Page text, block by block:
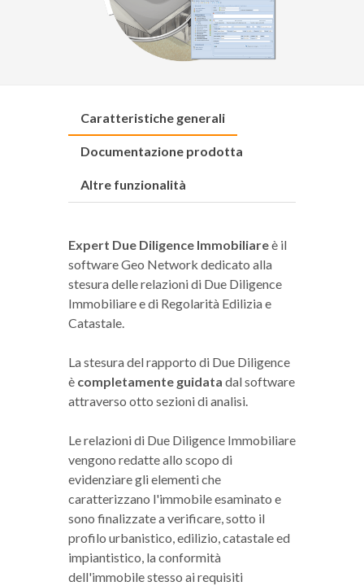
Caratteristiche generali
Documentazione prodotta
Altre funzionalità
Expert Due Diligence Immobiliareè il
software Geo Network dedicato alla
stesura delle relazioni di Due Diligence
Immobiliare e di Regolarità Edilizia e
Catastale.
La stesura del rapporto di Due Diligence
è completamente guidata dal software
attraverso otto sezioni di analisi.
Le relazioni di Due Diligence Immobiliare
vengono redatte allo scopo di
evidenziare gli elementi che
caratterizzano l'immobile esaminato e
sono finalizzate a verificare, sotto il
profilo urbanistico, edilizio, catastale ed
impiantistico, la conformità
dell'immobile stesso ai requisiti